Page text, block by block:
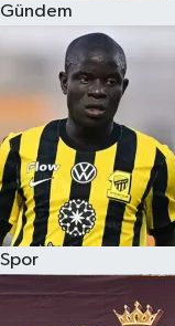
Gündem
Spor
Teknoloji
Televizyon
Yaşam-Çevre